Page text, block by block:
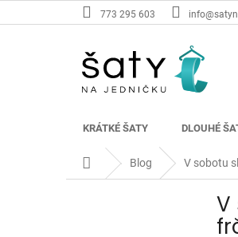
na
773 295 603
KRÁTKÉ ŠATY DLOUHÉ
Domů Blog V sobotu
V